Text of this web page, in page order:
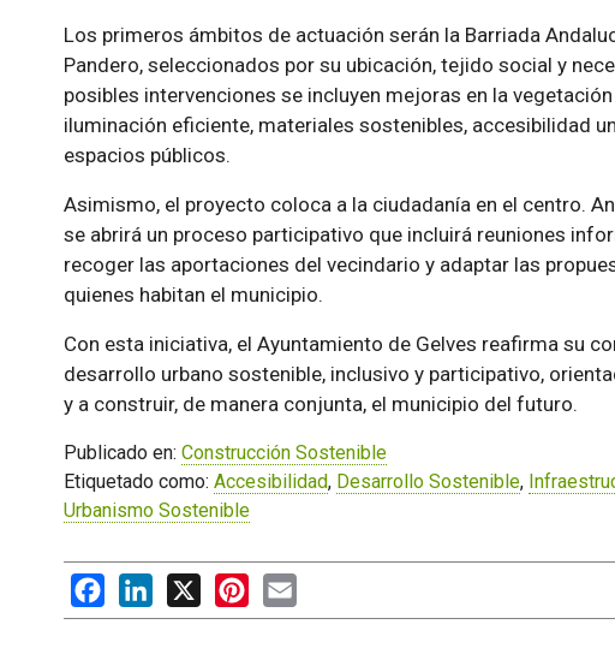
Los primeros ámbitos de actuación serán la Barriada
Pandero, seleccionados por su ubicación, tejido social y
posibles intervenciones se incluyen mejoras en la
iluminación eficiente, materiales sostenibles, accesibilidad
espacios públicos.
Asimismo, el proyecto coloca a la ciudadanía en el centro.
se abrirá un proceso participativo que incluirá reuniones
recoger las aportaciones del vecindario y adaptar las
quienes habitan el municipio.
Con esta iniciativa, el Ayuntamiento de Gelves reafirma su
desarrollo urbano sostenible, inclusivo y participativo,
y a construir, de manera conjunta, el municipio del futuro.
Publicado en: Construcción Sostenible
Etiquetado como: Accesibilidad, Desarrollo Sostenible,
Urbanismo Sostenible
FacebookLinkedIn Pinterest